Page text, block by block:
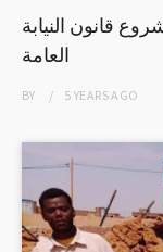
قانون النيابة
العامة
BY 5 YEARSAGO